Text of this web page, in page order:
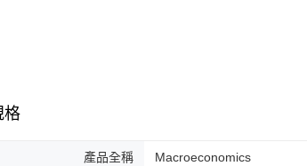
格
產品全稱 Macroeconomics